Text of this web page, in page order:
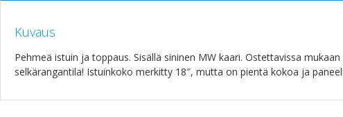
Kuvaus
Pehmeä istuin ja toppaus. Sisällä sininen MW kaari. Ostettavissa
selkärangantila! Istuinkoko merkitty 18″, mutta on pientä kokoa ja